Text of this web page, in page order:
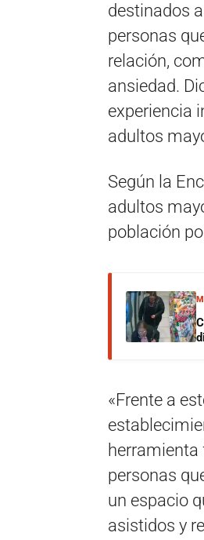
destinados
personas
relación,
ansiedad.
experiencia
adultos
Según la
adultos
población
«Frente a
personas
un espacio
asistidos y